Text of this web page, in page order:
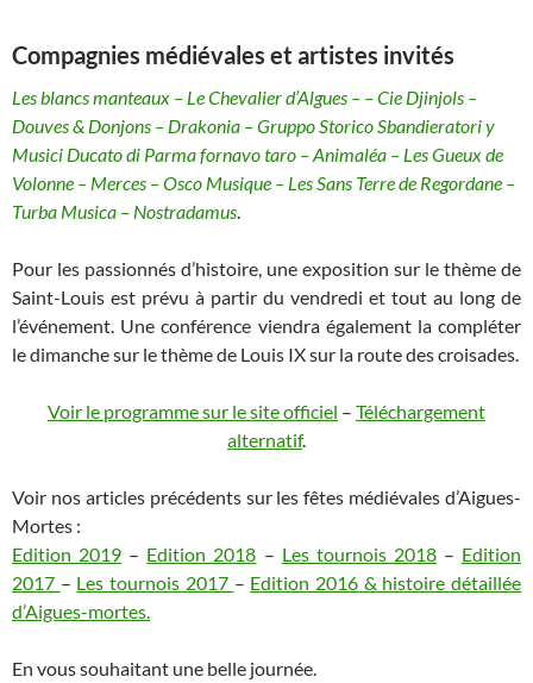
Compagnies médiévales et artistes invités
Les blancs manteaux – Le Chevalier d’Algues – – Cie Djinjols –
Douves & Donjons – Drakonia – Gruppo Storico Sbandieratori y
Musici Ducato di Parma fornavo taro – Animaléa – Les Gueux de
Volonne – Merces – Osco Musique – Les Sans Terre de Regordane –
Turba Musica – Nostradamus.
Pour les passionnés d’histoire, une exposition sur le thème de
Saint-Louis est prévu à partir du vendredi et tout au long de
l’événement. Une conférence viendra également la compléter
le dimanche sur le thème de Louis IX sur la route des croisades.
Voir le programme sur le site officiel – Téléchargement
alternatif.
Voir nos articles précédents sur les fêtes médiévales d’Aigues-
Mortes :
Edition 2019 – Edition 2018 – Les tournois 2018– Edition
2017 – Les tournois 2017 – Edition 2016 & histoire détaillée
d’Aigues-mortes.
En vous souhaitant une belle journée.